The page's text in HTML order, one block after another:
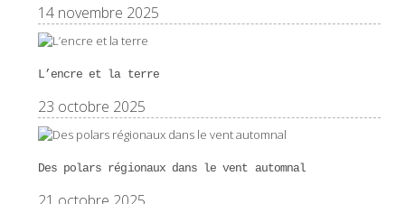
14 novembre 2025
L’encre et la terre
23 octobre 2025
Des polars régionaux dans le vent automnal
21 octobre 2025